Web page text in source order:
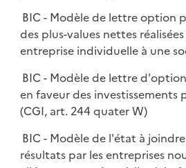
BIC - Modèle de lettre option
des plus-values nettes
entreprise individuelle à une
BIC - Modèle de lettre
en faveur des
(CGI, art. 244 quater W)
BIC - Modèle de l'état à
résultats par les entreprises